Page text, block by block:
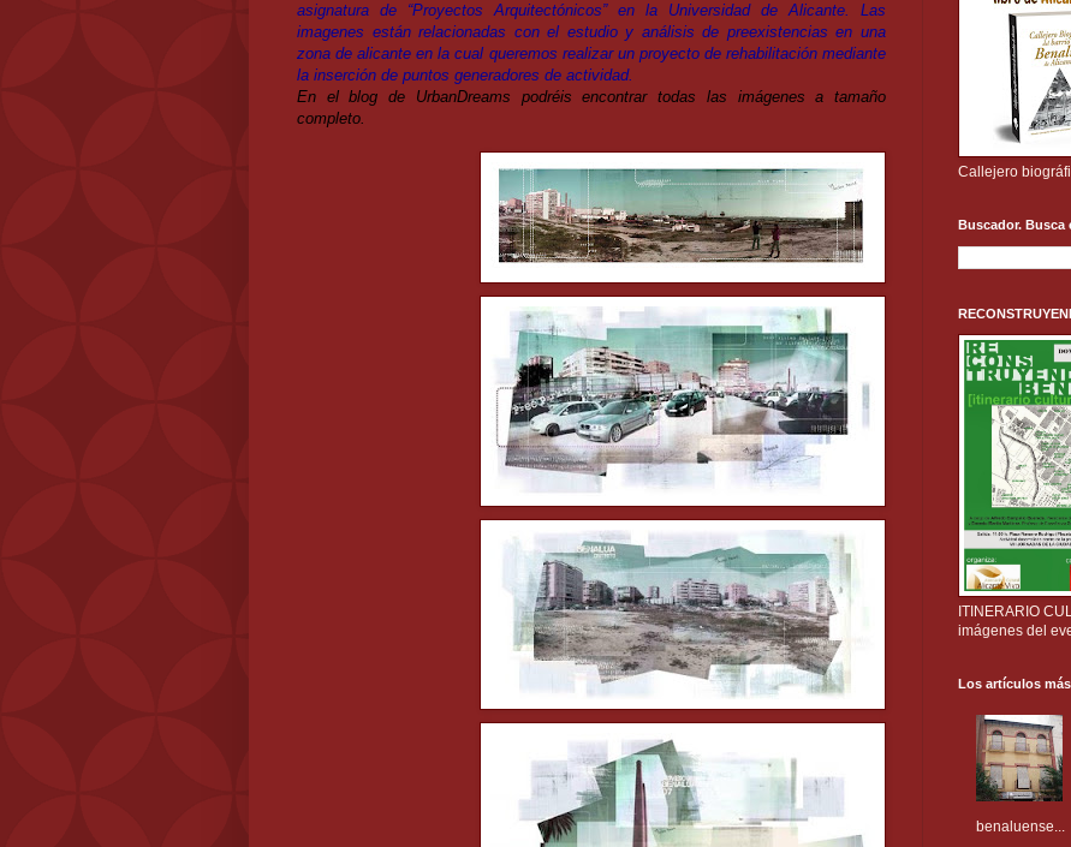
asignatura de “Proyectos Arquitectónicos” en la Universidad de Alicante. Las
imagenes están relacionadas con el estudio y análisis de preexistencias en una
zona de alicante en la cual queremos realizar un proyecto de rehabilitación mediante
la inserción de puntos generadores de actividad.
En el blog de UrbanDreams podréis encontrar todas las imágenes a tamaño
completo.
Callejero
Buscador. Busca
ITINERARIO
imágenes del
Los artículos
benaluense...